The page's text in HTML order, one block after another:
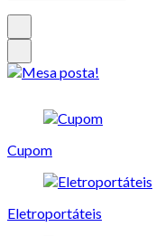
Cupom
Eletroportáteis